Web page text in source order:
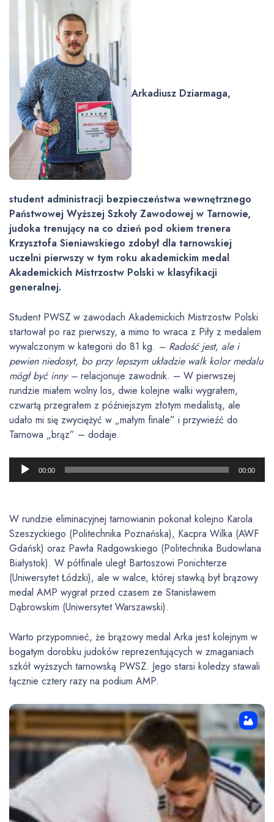
Arkadiusz Dziarmaga,
student administracji bezpieczeństwa wewnętrznego
Państwowej Wyższej Szkoły Zawodowej w Tarnowie,
judoka trenujący na co dzień pod okiem trenera
Krzysztofa Sieniawskiego zdobył dla tarnowskiej
uczelni pierwszy w tym roku akademickim medal
Akademickich Mistrzostw Polski w klasyfikacji
generalnej.
Student PWSZ w zawodach Akademickich Mistrzostw Polski
startował po raz pierwszy, a mimo to wraca z Piły z medalem
wywalczonym w kategorii do 81 kg. – Radość jest, ale i
pewien niedosyt, bo przy lepszym układzie walk kolor medalu
mógł być inny – relacjonuje zawodnik. – W pierwszej
rundzie miałem wolny los, dwie kolejne walki wygrałem,
czwartą przegrałem z późniejszym złotym medalistą, ale
udało mi się zwyciężyć w „małym finale” i przywieźć do
Tarnowa „brąz” – dodaje.
d
a
r
z
a
c
z
p
i
k
ó
w
ź
w
i
o
w
y
00:00 00:00
W rundzie eliminacyjnej tarnowianin pokonał kolejno Karola
Szeszyckiego (Politechnika Poznańska), Kacpra Wilka (AWF
Gdańsk) oraz Pawła Radgowskiego (Politechnika Budowlana
Białystok). W półfinale uległ Bartoszowi Ponichterze
(Uniwersytet Łódzki), ale w walce, której stawką był brązowy
medal AMP wygrał przed czasem ze Stanisławem
Dąbrowskim (Uniwersytet Warszawski).
Warto przypomnieć, że brązowy medal Arka jest kolejnym w
bogatym dorobku judoków reprezentujących w zmaganiach
szkół wyższych tarnowską PWSZ. Jego starsi koledzy stawali
łącznie cztery razy na podium AMP.